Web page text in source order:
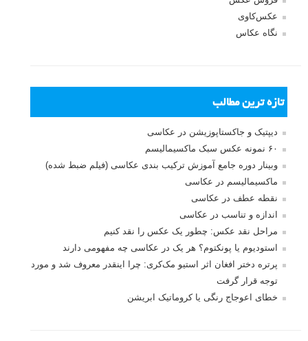
عکس‌کاوی
نگاه عکاس
تازه ترین مطالب
دیپتیک و جاکستا‌پوزیشن در عکاسی
۶۰ نمونه عکس سبک ماکسیمالیسم
وبینار دوره جامع آموزش ترکیب بندی عکاسی (فیلم ضبط شده)
ماکسیمالیسم در عکاسی
نقطه عطف در عکاسی
اندازه و تناسب در عکاسی
مراحل نقد عکس: چطور یک عکس را نقد کنیم
استودیوم یا پونکتوم؟ هر یک در عکاسی چه مفهومی دارند
پرتره دختر افغان اثر استیو مک‌کری: چرا اینقدر معروف شد و مورد
توجه قرار گرفت
خطای اعوجاج رنگی یا کروماتیک ابریشن